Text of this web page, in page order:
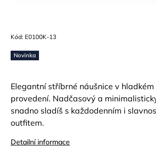
Kód: E0100K-13
Novinka
Elegantní stříbrné náušnice v
provedení. Nadčasový a
snadno sladíš s každodenním i
outfitem.
Detailní informace